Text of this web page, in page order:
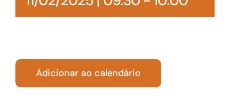
Adicionar ao calendário